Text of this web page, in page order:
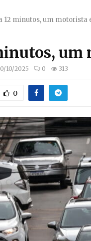
12 minutos, um motorista
10/2025 0 313
0